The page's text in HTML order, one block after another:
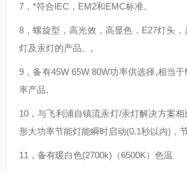
7，*符合IEC，EM2和EMC标准。
8，螺旋型，高光效，高显色，E27灯头
灯及汞灯的产品。,
9，备有45W 65W 80W功率供选择,相当
率产品,
10，与飞利浦自镇流汞灯/汞灯解决方案
形大功率节能灯能瞬时启动(0.1秒以内)，
11，备有暖白色(2700k)（6500K）色温